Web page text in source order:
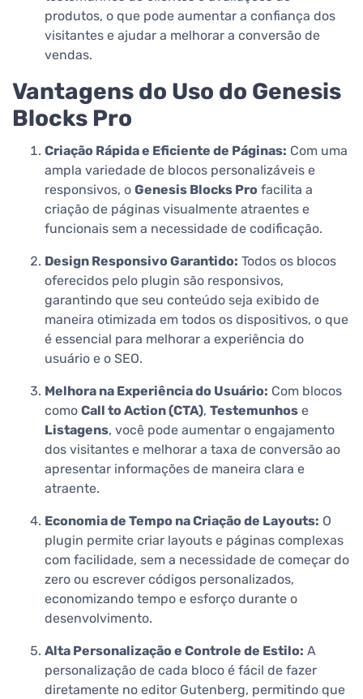
produtos, o que pode aumentar a confiança dos
visitantes e ajudar a melhorar a conversão de
vendas.
Vantagens do Uso do Genesis
Blocks Pro
Criação Rápida e Eficiente de Páginas: Com uma
ampla variedade de blocos personalizáveis e
responsivos, o Genesis Blocks Pro facilita a
criação de páginas visualmente atraentes e
funcionais sem a necessidade de codificação.
Design Responsivo Garantido: Todos os blocos
oferecidos pelo plugin são responsivos,
garantindo que seu conteúdo seja exibido de
maneira otimizada em todos os dispositivos, o que
é essencial para melhorar a experiência do
usuário e o SEO.
Melhora na Experiência do Usuário: Com blocos
como Call to Action (CTA), Testemunhos e
Listagens, você pode aumentar o engajamento
dos visitantes e melhorar a taxa de conversão ao
apresentar informações de maneira clara e
atraente.
Economia de Tempo na Criação de Layouts: O
plugin permite criar layouts e páginas complexas
com facilidade, sem a necessidade de começar do
zero ou escrever códigos personalizados,
economizando tempo e esforço durante o
desenvolvimento.
Alta Personalização e Controle de Estilo: A
personalização de cada bloco é fácil de fazer
diretamente no editor Gutenberg, permitindo que